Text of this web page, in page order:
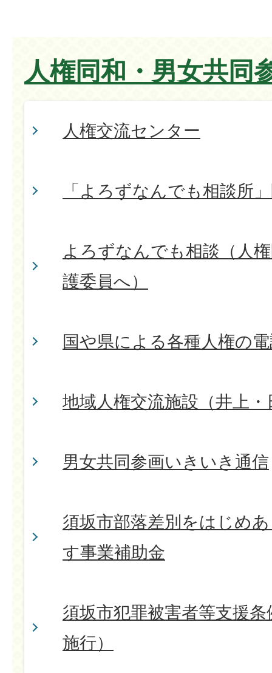
人権同和・男女共同
人権交流センター
「よろずなんでも相談所
よろずなんでも相談（人
護委員へ）
国や県による各種人権の
地域人権交流施設（井上・
男女共同参画いきいき通信
須坂市部落差別をはじめ
す事業補助金
須坂市犯罪被害者等支援
施行）